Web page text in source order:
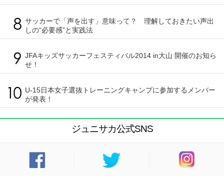
サッカーで「声を出す」意味って？ 理解しておきたい声出
しの“必要感”と実践法
JFAキッズサッカーフェスティバル2014 in大山 開催のお知ら
せ！
U-15日本女子選抜トレーニングキャンプに参加するメンバー
が発表！
ジュニサカ公式SNS